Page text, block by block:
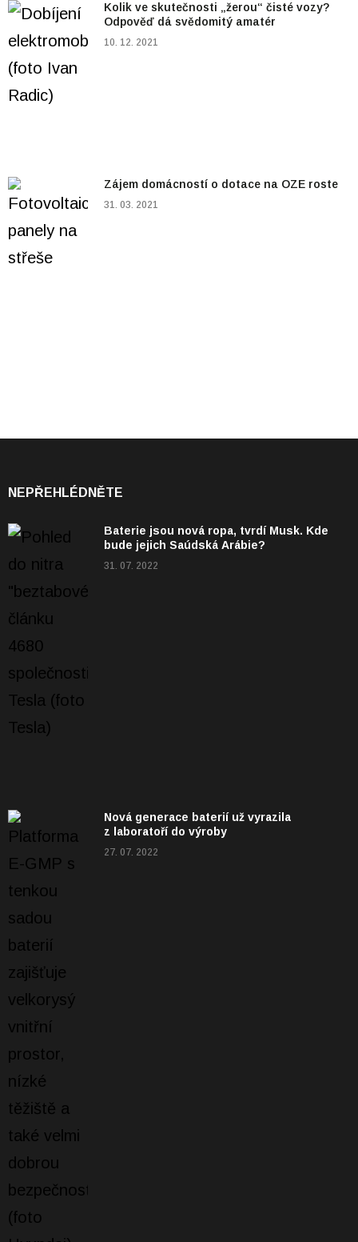
Kolik ve skutečnosti „žerou“ čisté vozy?
Odpověď dá svědomitý amatér
10. 12. 2021
Zájem domácností o dotace na OZE roste
31. 03. 2021
NEPŘEHLÉDNĚTE
Baterie jsou nová ropa, tvrdí Musk. Kde
bude jejich Saúdská Arábie?
31. 07. 2022
Nová generace baterií už vyrazila
z laboratoří do výroby
27. 07. 2022